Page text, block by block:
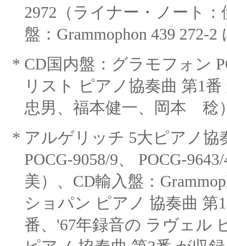
2972（ライナー・ノート：
盤：Grammophon 439 272-
* CD国内盤：グラモフォン
リスト ピアノ協奏曲 第1
忠男、福本健一、岡本 稔
* アルゲリッチ 5大ピアノ協
POCG-9058/9、 POCG-
美）、CD輸入盤：
ショパン ピアノ 協奏曲 第
番、'67年録音の ラヴェル